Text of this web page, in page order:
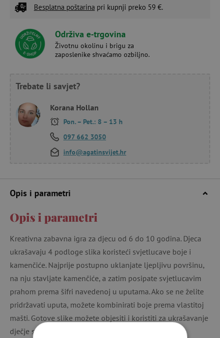
Besplatna poštarina pri kupnji preko 59 €.
Održiva e-trgovina
Životnu okolinu i brigu za
zaposlenike shvaćamo ozbiljno.
Trebate li savjet?
Korana Hollan
Pon. – Pet.: 8 – 13 h
097 662 3050
info@agatinsvijet.hr
Opis i parametri
Opis i parametri
Kreativna zabavna igra za djecu od 6 do 10 godina. Djeca
ukrašavaju 4 podloge slika koristeći svjetlucave boje i
kamenčiće. Najprije postupno uklanjate ljepljivu površinu,
na nju stavljate kamenčiće, a zatim posipate svjetlucavim
prahom prema šifri navedenoj u uputama. Ako se ne želite
pridržavati uputa, možete kombinirati boje prema vlastitoj
mašti. Gotove slike možete objesiti i koristiti za ukrašavanje
dječje sobe.